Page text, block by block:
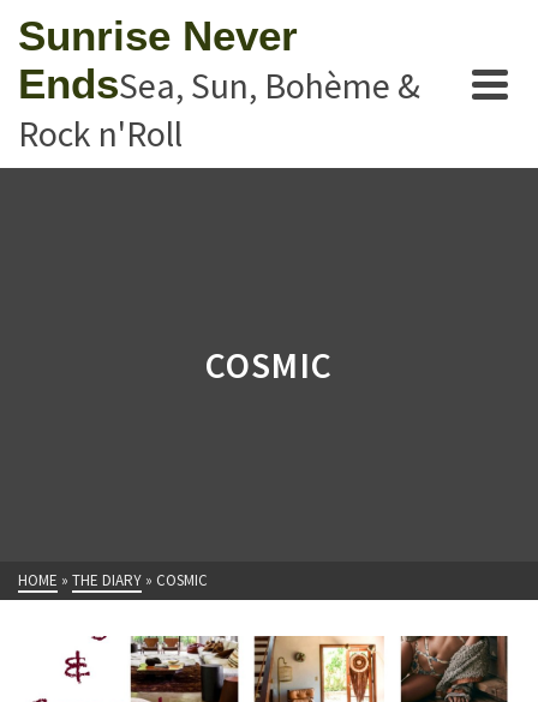
Sunrise Never
EndsSea, Sun, Bohème &
Rock n'Roll
COSMIC
HOME » THE DIARY » COSMIC